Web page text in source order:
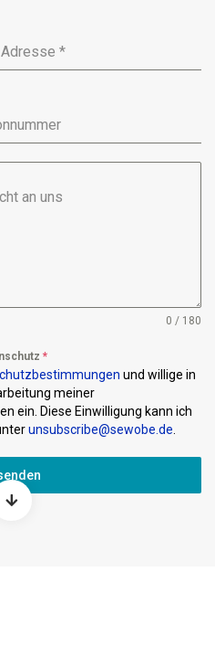
*
an uns
0 / 180
*
und willige in
meiner
ein. Diese Einwilligung kann ich
unsubscribe@sewobe.de.